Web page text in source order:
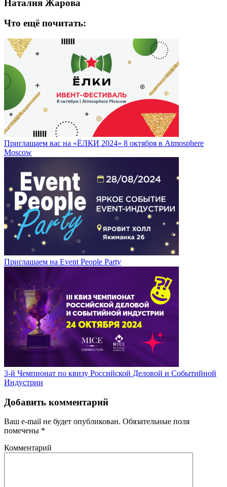
Наталия Жарова
Что ещё почитать:
Приглашаем вас на «ЁЛКИ 2024» 8 октября в Atmosphere
Moscow
Приглашаем на Event People Party
3-й Чемпионат по квизу Российской Деловой и Событийной
Индустрии
Добавить комментарий
Ваш e-mail не будет опубликован. Обязательные поля
помечены *
Комментарий